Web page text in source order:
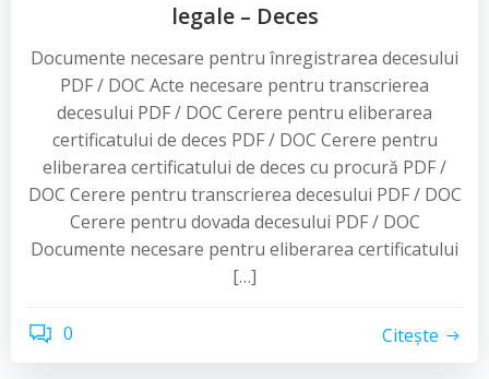
legale – Deces
Documente necesare pentru înregistrarea decesului
PDF / DOC Acte necesare pentru transcrierea
decesului PDF / DOC Cerere pentru eliberarea
certificatului de deces PDF / DOC Cerere pentru
eliberarea certificatului de deces cu procură PDF /
DOC Cerere pentru transcrierea decesului PDF / DOC
Cerere pentru dovada decesului PDF / DOC
Documente necesare pentru eliberarea certificatului
[…]
0 Citește